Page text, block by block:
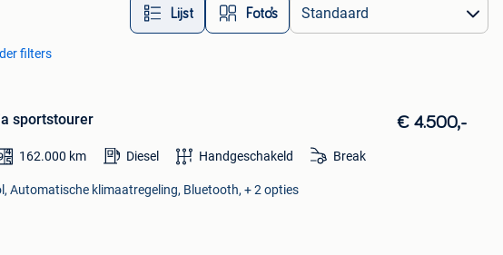
Lijst Foto’s
filters
sportstourer € 4.500,-
162.000 km Diesel Handgeschakeld Break
Automatische klimaatregeling, Bluetooth, + 2 opties